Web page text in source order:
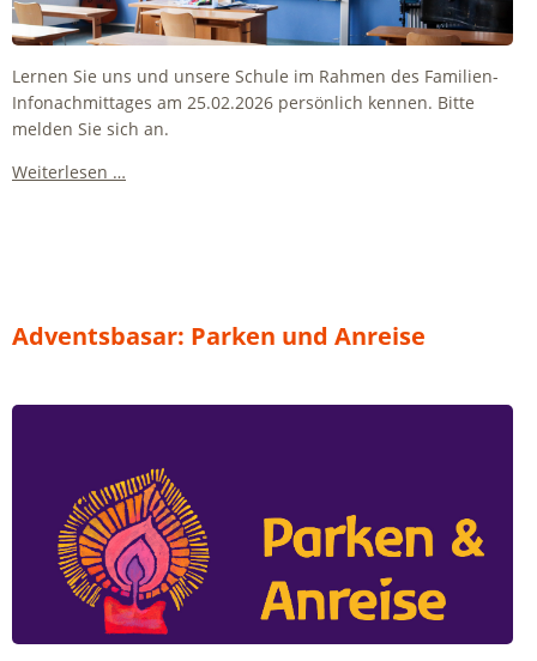
Lernen Sie uns und unsere Schule im Rahmen des Familien-
Infonachmittages am 25.02.2026 persönlich kennen. Bitte
melden Sie sich an.
Weiterlesen …
Adventsbasar: Parken und Anreise